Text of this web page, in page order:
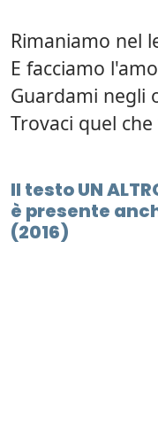
Rimaniamo nel
E facciamo
Guardami negli
Trovaci quel
Il testo UN
è presente
(2016)